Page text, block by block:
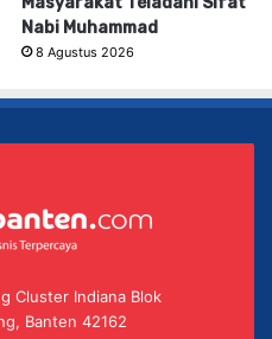
Nabi Muhammad
8 Agustus 2026
Cluster Indiana Blok
Banten 42162